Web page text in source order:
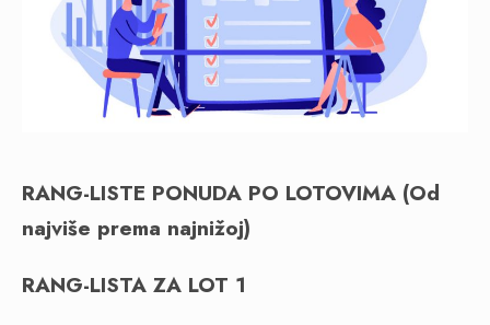
RANG-LISTE PONUDA PO LOTOVIMA (Od
najviše prema najnižoj)
RANG-LISTA ZA LOT 1